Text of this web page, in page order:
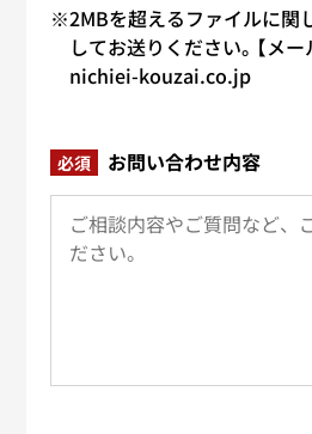
※2MBを超えるファイルに関
してお送りください。【メ
nichiei-kouzai.co.jp
必須 お問い合わせ内容